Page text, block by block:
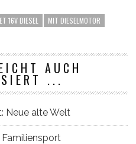
16V DIESEL
MIT DIESELMOTOR
AUCH
...
Neue alte Welt
Familiensport